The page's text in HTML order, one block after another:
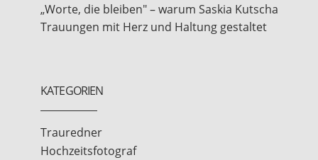
„Worte, die bleiben" – warum Saskia Kutscha
Trauungen mit Herz und Haltung gestaltet
KATEGORIEN
Trauredner
Hochzeitsfotograf